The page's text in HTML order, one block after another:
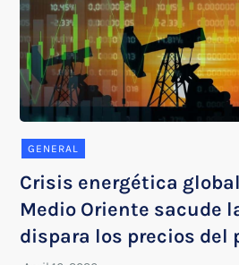
GENERAL
Crisis energética
Medio Oriente sacude
dispara los precios del